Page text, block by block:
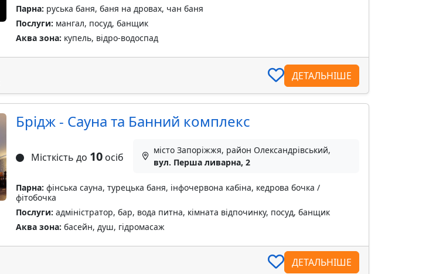
Парна: руська баня, баня на дровах, чан баня
Послуги: мангал, посуд, банщик
Аква зона: купель, відро-водоспад
ДЕТАЛЬНІШЕ
Брідж - Сауна та Банний комплекс
Місткість до 10осіб
місто Запоріжжя, район Олександрівський,
вул. Перша ливарна, 2
Парна: фінська сауна, турецька баня, інфочервона кабіна, кедрова бочка /
фітобочка
Послуги: адміністратор, бар, вода питна, кімната відпочинку, посуд, банщик
Аква зона: басейн, душ, гідромасаж
ДЕТАЛЬНІШЕ